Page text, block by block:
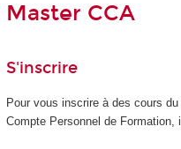
Master CCA
S'inscrire
Pour vous inscrire à des cours du
Compte Personnel de Formation,